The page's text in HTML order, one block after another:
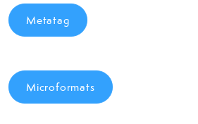
Metatag
Microformats